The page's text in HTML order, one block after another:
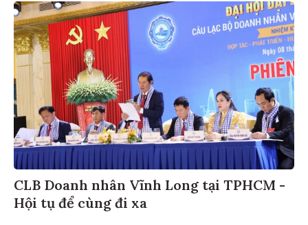
CLB Doanh nhân Vĩnh Long tại TPHCM -
Hội tụ để cùng đi xa